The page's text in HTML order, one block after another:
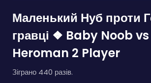
Маленький Нуб проти
гравці ❖ Baby Noob vs
Heroman 2 Player
Зіграно 440 разів.